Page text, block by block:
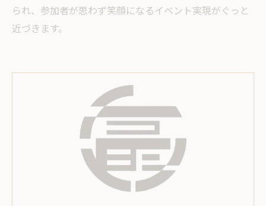
られ、参加者が思わず笑顔になるイベント実現がぐっと
近づきます。